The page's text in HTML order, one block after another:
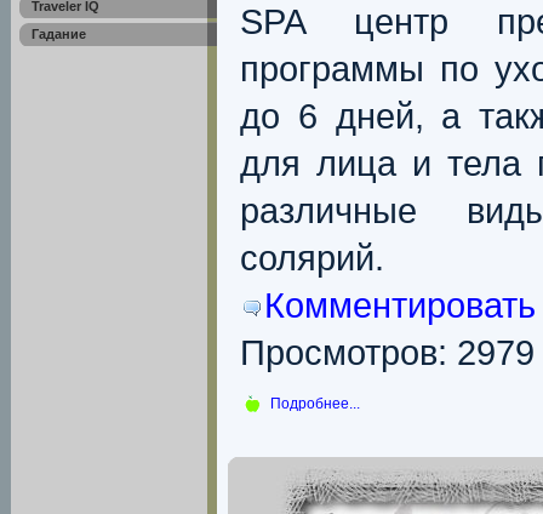
Traveler IQ
Гадание
SPA центр
программы по
до 6 дней, а
для лица и тела
различные
солярий.
Комментировать
Просмотров: 2979
Подробнее...